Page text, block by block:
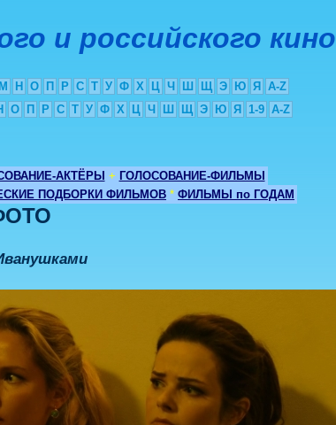
и российского кино
М Н О П Р С Т У Ф Х Ц Ч Ш Щ Э Ю Я
A-Z
О П Р С Т У Ф Х Ц Ч Ш Щ Э Ю Я 1-9 A-Z
АКТЁРЫ + ГОЛОСОВАНИЕ-ФИЛЬМЫ
ПОДБОРКИ ФИЛЬМОВ * ФИЛЬМЫ по ГОДАМ